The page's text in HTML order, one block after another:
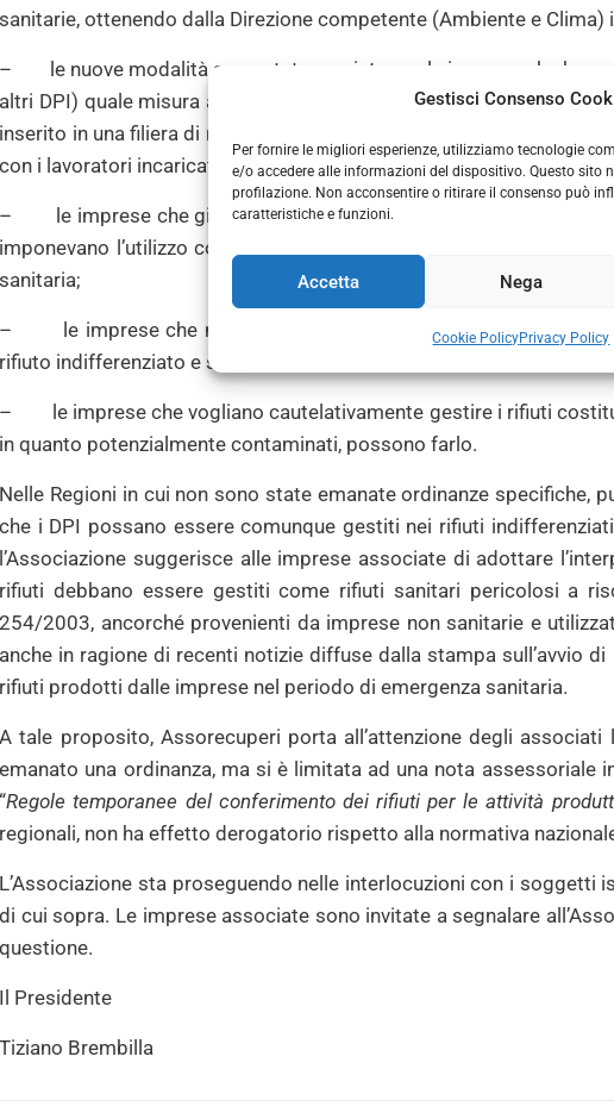
Gestisci Consenso
Per fornire le migliori esperienze, utilizziamo tecnologie
e/o accedere alle informazioni del dispositivo. Questo sito
profilazione. Non acconsentire o ritirare il consenso può
caratteristiche e funzioni.
Accetta Nega
Cookie PolicyPrivacy Policy
sanitarie, ottenendo dalla Direzione competente (Ambiente e Clima)
– le nuove modalità sono state previste per le imprese che hanno
altri DPI) quale misura anticontagio da Covid-19, al fine di evitare
inserito in una filiera di recupero (carta o tessuto) che non usi
con i lavoratori incaricati della loro raccolta e movimentazione;
– le imprese che già in precedenza utilizzavano tali DPI per la
imponevano l’utilizzo continuano a gestire i relativi rifiuti con le
sanitaria;
– le imprese che non hanno in essere una convenzione con il
rifiuto indifferenziato e si avvalgono di operatori privati possono
– le imprese che vogliano cautelativamente gestire i rifiuti
in quanto potenzialmente contaminati, possono farlo.
Nelle Regioni in cui non sono state emanate ordinanze specifiche,
che i DPI possano essere comunque gestiti nei rifiuti
l’Associazione suggerisce alle imprese associate di adottare
rifiuti debbano essere gestiti come rifiuti sanitari pericolosi a
254/2003, ancorché provenienti da imprese non sanitarie e
anche in ragione di recenti notizie diffuse dalla stampa sull’avvio
rifiuti prodotti dalle imprese nel periodo di emergenza sanitaria.
A tale proposito, Assorecuperi porta all’attenzione degli
emanato una ordinanza, ma si è limitata ad una nota
“Regole temporanee del conferimento dei rifiuti per le attività
regionali, non ha effetto derogatorio rispetto alla normativa
L’Associazione sta proseguendo nelle interlocuzioni con i
di cui sopra. Le imprese associate sono invitate a segnalare
questione.
Il Presidente
Tiziano Brembilla